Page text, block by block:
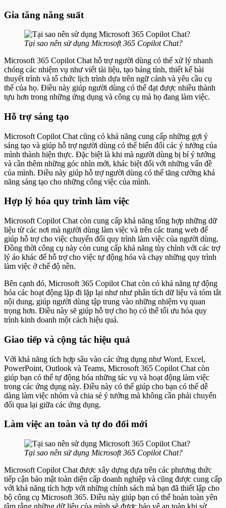
Gia tăng năng suất
Tại sao nên sử dụng Microsoft 365 Copilot Chat?
Microsoft 365 Copilot Chat hỗ trợ người dùng có thể xử lý nhanh
chóng các nhiệm vụ như viết tài liệu, tạo bảng tính, thiết kế bài
thuyết trình và tổ chức lịch trình dựa trên ngữ cảnh và yêu cầu cụ
thể của họ. Điều này giúp người dùng có thể đạt được nhiều thành
tựu hơn trong những ứng dụng và công cụ mà họ đang làm việc.
Hỗ trợ sáng tạo
Microsoft Copilot Chat cũng có khả năng cung cấp những gợi ý
sáng tạo và giúp hỗ trợ người dùng có thể biến đổi các ý tưởng của
mình thành hiện thực. Đặc biệt là khi mà người dùng bị bí ý tưởng
và cần thêm những góc nhìn mới, khác biệt đối với những vấn đề
của mình. Điều này giúp hỗ trợ người dùng có thể tăng cường khả
năng sáng tạo cho những công việc của mình.
Hợp lý hóa quy trình làm việc
Microsoft Copilot Chat còn cung cấp khả năng tổng hợp những dữ
liệu từ các nơi mà người dùng làm việc và trên các trang web để
giúp hỗ trợ cho việc chuyển đổi quy trình làm việc của người dùng.
Đồng thời công cụ này còn cung cấp khả năng tùy chỉnh với các trợ
lý ảo khác để hỗ trợ cho việc tự động hóa và chạy những quy trình
làm việc ở chế độ nền.
Bên cạnh đó, Microsoft 365 Copilot Chat còn có khả năng tự động
hóa các hoạt động lặp đi lặp lại như như phân tích dữ liệu và tóm tắt
nội dung, giúp người dùng tập trung vào những nhiệm vụ quan
trọng hơn. Điều này sẽ giúp hỗ trợ cho họ có thể tối ưu hóa quy
trình kinh doanh một cách hiệu quả.
Giao tiếp và cộng tác hiệu quả
Với khả năng tích hợp sâu vào các ứng dụng như Word, Excel,
PowerPoint, Outlook và Teams, Microsoft 365 Copilot Chat còn
giúp bạn có thể tự động hóa những tác vụ và hoạt động làm việc
trong các ứng dụng này. Điều này có thể giúp cho bạn có thể dễ
dàng làm việc nhóm và chia sẻ ý tưởng mà không cần phải chuyển
đổi qua lại giữa các ứng dụng.
Làm việc an toàn và tự do đổi mới
Tại sao nên sử dụng Microsoft 365 Copilot Chat?
Microsoft Copilot Chat được xây dựng dựa trên các phương thức
tiếp cận bảo mật toàn diện cấp doanh nghiệp và cũng được cung cấp
với khả năng tích hợp với những chính sách mà bạn đã thiết lập cho
bộ công cụ Microsoft 365. Điều này giúp bạn có thể hoàn toàn yên
tâm rằng những dữ liệu của mình sẽ được bảo vệ an toàn khi sử